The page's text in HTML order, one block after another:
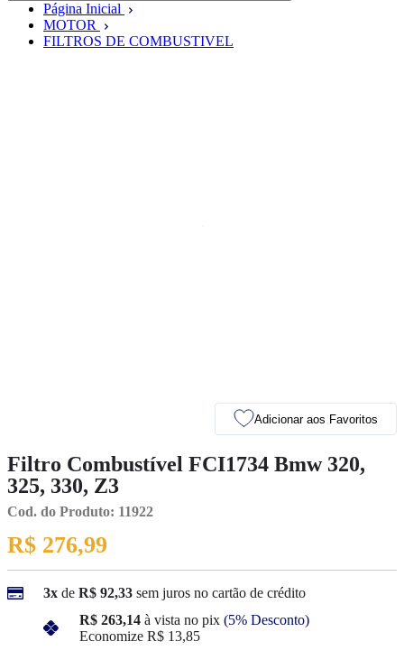
Página Inicial
MOTOR
FILTROS DE COMBUSTIVEL
Adicionar aos Favoritos
Filtro Combustível FCI1734 Bmw 320,
325, 330, Z3
Cod. do Produto: 11922
R$ 276,99
3x de R$ 92,33 sem juros no cartão de crédito
R$ 263,14 à vista no pix (5% Desconto)
Economize R$ 13,85